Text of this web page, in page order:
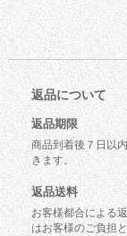
返品について
返品期限
商品到着後７日以
きます。
返品送料
お客様都合による
はお客様のご負担